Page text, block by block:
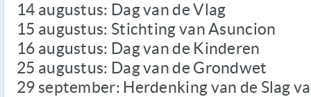
14 augustus: Dag van de Vlag
15 augustus: Stichting van Asuncion
16 augustus: Dag van de Kinderen
25 augustus: Dag van de Grondwet
29 september: Herdenking van de Slag